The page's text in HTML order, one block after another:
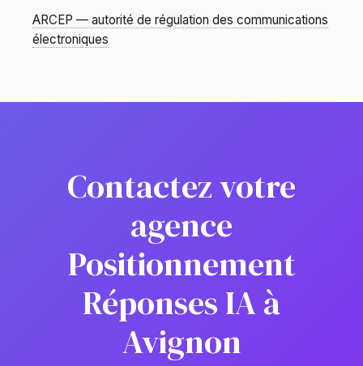
ARCEP — autorité de régulation des communications
électroniques
Contactez votre
agence
Positionnement
Réponses IA à
Avignon